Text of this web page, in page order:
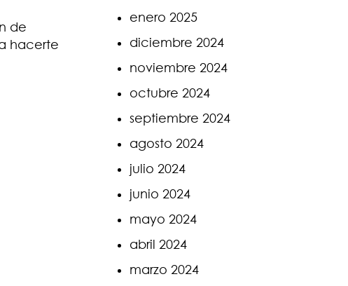
de
hacerte
enero 2025
diciembre 2024
noviembre 2024
octubre 2024
septiembre 2024
agosto 2024
julio 2024
junio 2024
mayo 2024
abril 2024
marzo 2024